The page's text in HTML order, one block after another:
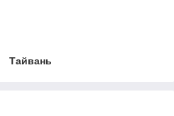
Тайвань